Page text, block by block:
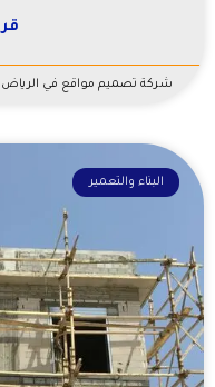
شركة تصميم مواقع في الرياض
البناء والتعمير